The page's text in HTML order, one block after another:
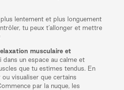
lentement et plus longuement
tu peux t’allonger et mettre
musculaire et
un espace au calme et
que tu estimes tendus. En
visualiser que certains
par la nuque, les